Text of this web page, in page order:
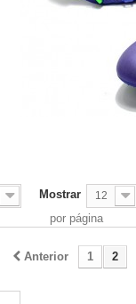
Mostrar 12
por página
Anterior 1 2